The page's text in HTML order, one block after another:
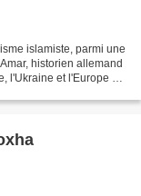
islamiste, parmi une
historien allemand
l'Ukraine et l'Europe de